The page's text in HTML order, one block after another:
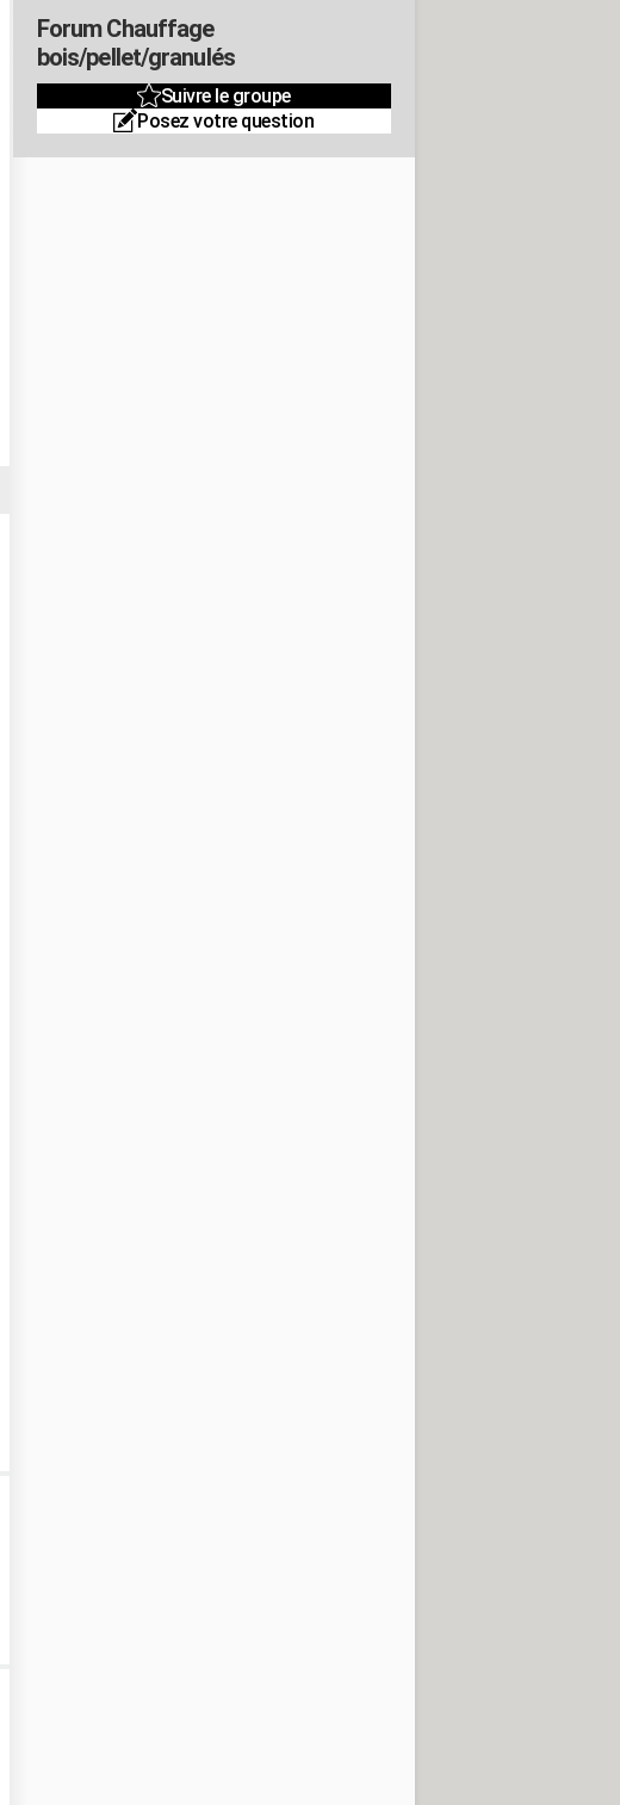
Forum Chauffage
bois/pellet/granulés
Suivre le groupe
Posez votre question